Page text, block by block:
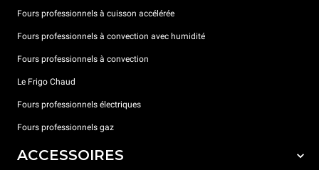
Fours professionnels à cuisson accélérée
Fours professionnels à convection avec humidité
Fours professionnels à convection
Le Frigo Chaud
Fours professionnels électriques
Fours professionnels gaz
ACCESSOIRES